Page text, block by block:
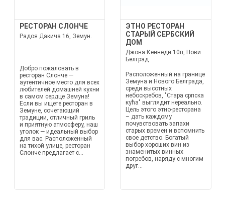
РЕСТОРАН СЛОНЧЕ
Радоя Дакича 16, Земун.
Добро пожаловать в
ресторан Слонче —
аутентичное место для всех
любителей домашней кухни
в самом сердце Земуна!
Если вы ищете ресторан в
Земунe, сочетающий
традиции, отличный гриль
и приятную атмосферу, наш
уголок — идеальный выбор
для вас. Расположенный
на тихой улице, ресторан
Слонче предлагает с...
ЭТНО РЕСТОРАН
СТАРЫЙ СЕРБСКИЙ
ДОМ
Джона Кеннеди 10п, Нови
Белград
Расположенный на границе
Земуна и Нового Белграда,
среди высотных
небоскребов, "Стара српска
кућа" выглядит нереально.
Цель этого этно-ресторана
– дать каждому
почувствовать запахи
старых времен и вспомнить
свое детство. Богатый
выбор хороших вин из
знаменитых винных
погребов, наряду с многим
друг...